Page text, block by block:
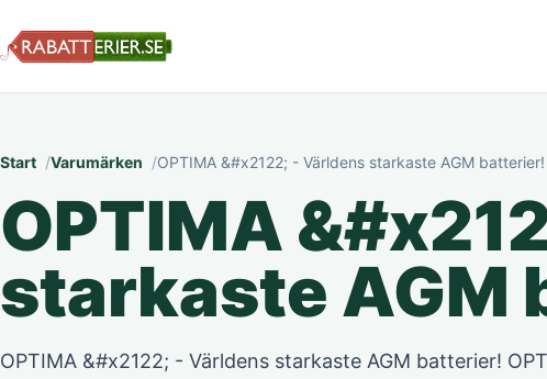
Start Varumärken OPTIMA &#x2122; - Världens starkaste AGM batterier!
OPTIMA
starkaste AGM
OPTIMA &#x2122; - Världens starkaste AGM batterier!